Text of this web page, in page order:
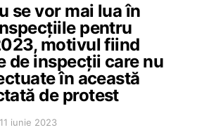
se vor mai lua în
pentru
motivul fiind
de inspecții care nu
în această
de protest
11 iunie 2023